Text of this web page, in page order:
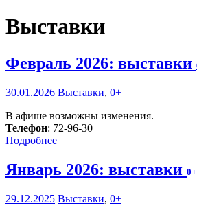
Выставки
Февраль 2026: выставки
30.01.2026 Выставки, 0+
В афише возможны изменения.
Телефон: 72-96-30
Подробнее
Январь 2026: выставки 0+
29.12.2025 Выставки, 0+